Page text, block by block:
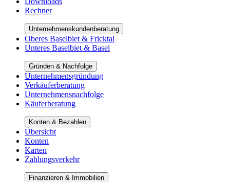
Rechner
Unternehmenskundenberatung
Oberes Baselbiet & Fricktal
Unteres Baselbiet & Basel
Gründen & Nachfolge
Unternehmensgründung
Verkäuferberatung
Unternehmensnachfolge
Käuferberatung
Konten & Bezahlen
Übersicht
Konten
Karten
Zahlungsverkehr
Finanzieren & Immobilien